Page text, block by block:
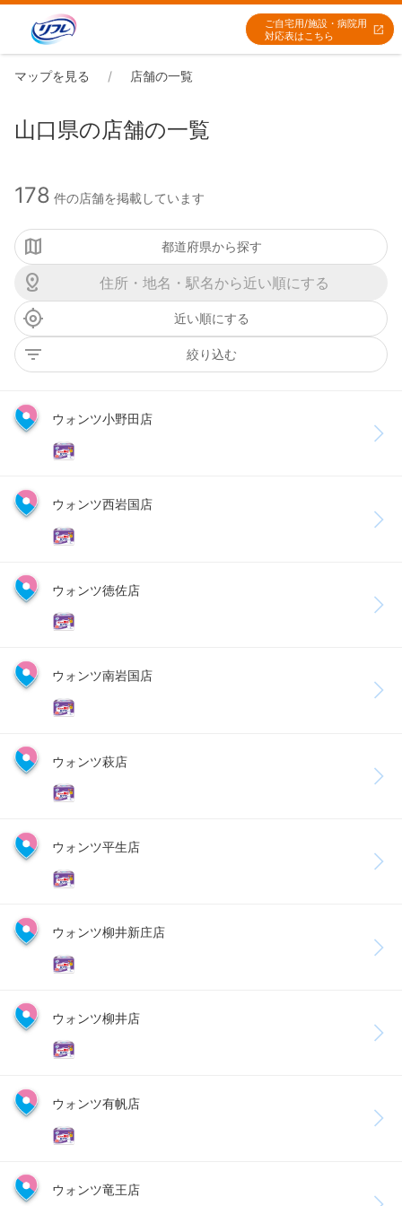
ご自宅用/施設・病院用
対応表はこちら
マップを見る 店舗の一覧
山口県の店舗の一覧
178 件の店舗を掲載しています
都道府県から探す
近い順にする
絞り込む
ウォンツ小野田店
ウォンツ西岩国店
ウォンツ徳佐店
ウォンツ南岩国店
ウォンツ萩店
ウォンツ平生店
ウォンツ柳井新庄店
ウォンツ柳井店
ウォンツ有帆店
ウォンツ竜王店